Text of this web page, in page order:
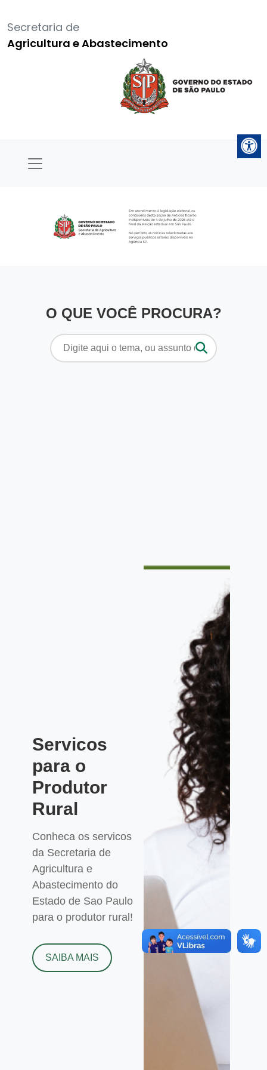
Secretaria de
Agricultura e Abastecimento
O QUE VOCÊ PROCURA?
Pesquisar
por:
Servicos
para o
Produtor
Rural
Conheca os servicos
da Secretaria de
Agricultura e
Abastecimento do
Estado de Sao Paulo
para o produtor rural!
SAIBA MAIS